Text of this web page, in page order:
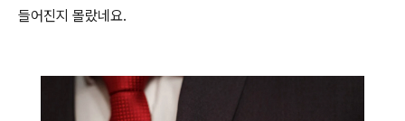
들어진지 몰랐네요.